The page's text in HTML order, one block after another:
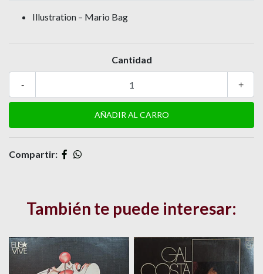
Illustration – Mario Bag
Cantidad
+
-
Compartir:
También te puede interesar: